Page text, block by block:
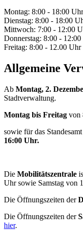
Montag: 8:00 - 18:00
Dienstag: 8:00 - 18:00
Mittwoch: 7:00 - 12:00
Donnerstag: 8:00 -
Freitag: 8:00 - 12.00 Uhr
Allgemeine
Ab Montag, 2.
Stadtverwaltung.
Montag bis Freitag von
sowie für das
16:00 Uhr.
Die Mobilitätszentrale
Uhr sowie Samstag von
Die Öffnungszeiten der
Die Öffnungszeiten der
hier.